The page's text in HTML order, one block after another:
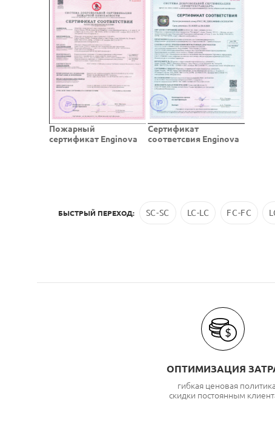
Пожарный
сертификат Enginova
Cертификат
соответсвия Enginova
БЫСТРЫЙ ПЕРЕХОД: SC-SC LC-LC FC-FC
ОПТИМИЗАЦИЯ
гибкая ценовая политика
скидки постоянным